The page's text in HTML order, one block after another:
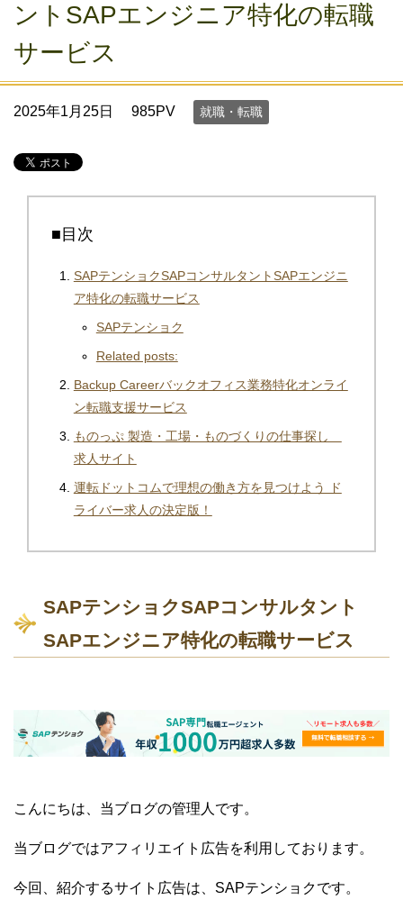
ントSAPエンジニア特化の転職
サービス
2025年1月25日 985PV 就職・転職
■目次
SAPテンショクSAPコンサルタントSAPエンジニ
ア特化の転職サービス
SAPテンショク
Related posts:
Backup Careerバックオフィス業務特化オンライ
ン転職支援サービス
ものっぷ 製造・工場・ものづくりの仕事探し
求人サイト
運転ドットコムで理想の働き方を見つけよう ド
ライバー求人の決定版！
SAPテンショクSAPコンサルタント
SAPエンジニア特化の転職サービス
こんにちは、当ブログの管理人です。
当ブログではアフィリエイト広告を利用しております。
今回、紹介するサイト広告は、SAPテンショクです。